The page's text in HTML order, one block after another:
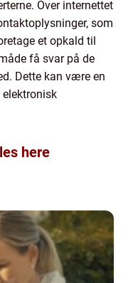
Over internettet
som
et opkald til
få svar på de
Dette kan være en
here